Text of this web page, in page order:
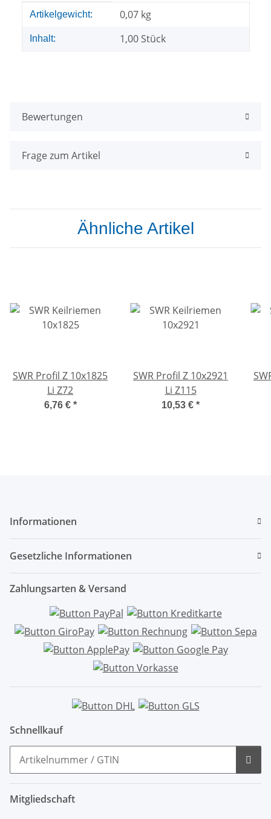
Produkteigenschaft
Wert
Artikelgewicht: 0,07 kg
Inhalt: 1,00 Stück
Bewertungen
Frage zum Artikel
Ähnliche Artikel
SWR Profil Z 10x1825
Li Z72
6,76 € *
SWR Profil Z 10x2921
Li Z115
10,53 € *
Informationen
Gesetzliche Informationen
Zahlungsarten & Versand
Schnellkauf
Mitgliedschaft